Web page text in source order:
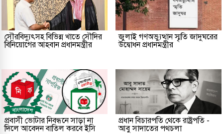
সৌরবিদ্যুৎসহ বিভিন্ন খাতে সৌদির
বিনিয়োগের আহবান প্রধানমন্ত্রীর
জুলাই গণঅভ্যুত্থান স্মৃতি জাদুঘরের
উদ্বোধন প্রধানমন্ত্রীর
প্রবাসী ভোটার নিবন্ধনে সাড়া না
দিলে আবেদন বাতিল করবে ইসি
প্রধান বিচারপতি থেকে রাষ্ট্রপতি -
আবু সাদাতের পথচলা